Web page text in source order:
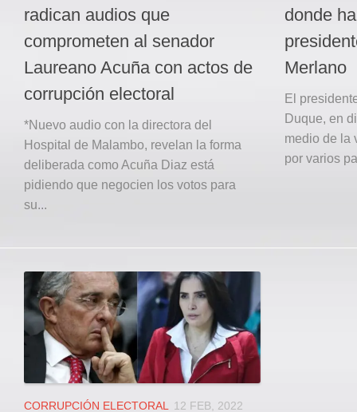
radican audios que
comprometen al senador
Laureano Acuña con actos de
corrupción electoral
*Nuevo audio con la directora del
Hospital de Malambo, revelan la forma
deliberada como Acuña Diaz está
pidiendo que negocien los votos para
su...
donde
Merlano
El
Duque, en
medio de la
por varios
CORRUPCIÓN ELECTORAL 12 FEB, 2022